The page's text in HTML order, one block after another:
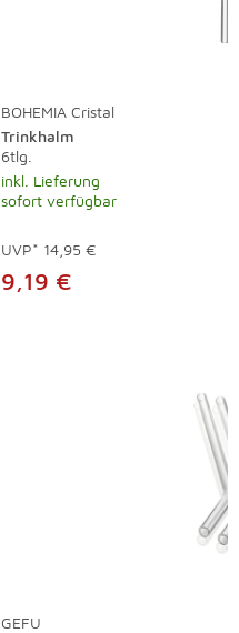
BOHEMIA Cristal
Trinkhalm
6tlg.
inkl. Lieferung
sofort verfügbar
UVP* 14,95 €
9,19 €
GEFU